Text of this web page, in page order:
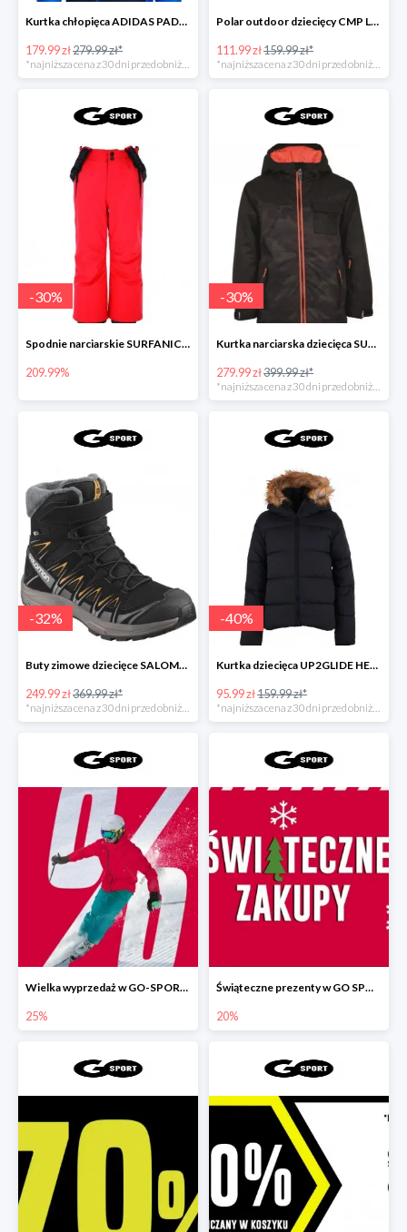
Kurtka chłopięca ADIDAS PADDED JACKET
179.99 zł279.99 zł*
*najniższa cena z 30 dni przed obniżką
Polar outdoor dziecięcy CMP LOFT GIRL
111.99 zł159.99 zł*
*najniższa cena z 30 dni przed obniżką
-30%
Spodnie narciarskie SURFANIC ECHO
209.99%
-30%
Kurtka narciarska dziecięca SURFANIC BRAVO
279.99 zł399.99 zł*
-32%
Buty zimowe dziecięce SALOMON PRO 3D
249.99 zł369.99 zł*
*najniższa cena z 30 dni przed obniżką
-40%
Kurtka dziecięca UP2GLIDE HENRY DOU
95.99 zł159.99 zł*
*najniższa cena z 30 dni przed obniżką
Wielka wyprzedaż w GO-SPORT do -25%
25%
Świąteczne prezenty w GO SPORT do -20%
20%